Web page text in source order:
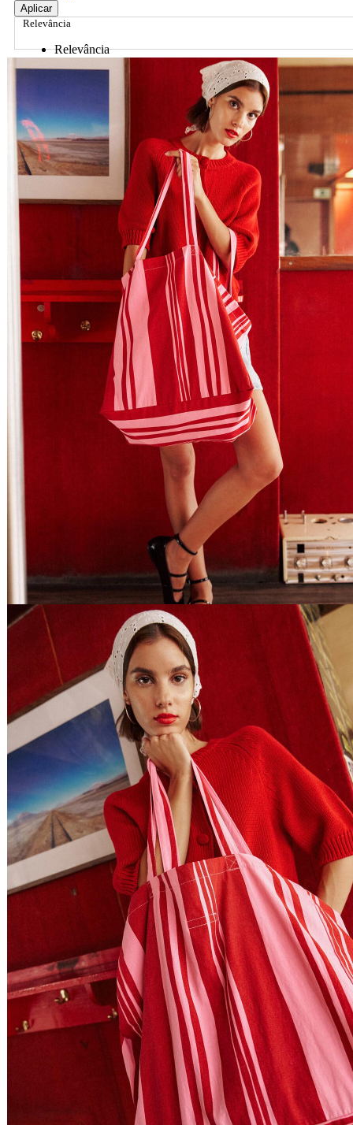
Aplicar
Relevância
Relevância
Preço Crescente
Nome do Produto Z - A
Ordenar por
Relevância
Relevância
Preço Crescente
Preço Decrescente
Nome do Produto A - Z
Nome do Produto Z - A